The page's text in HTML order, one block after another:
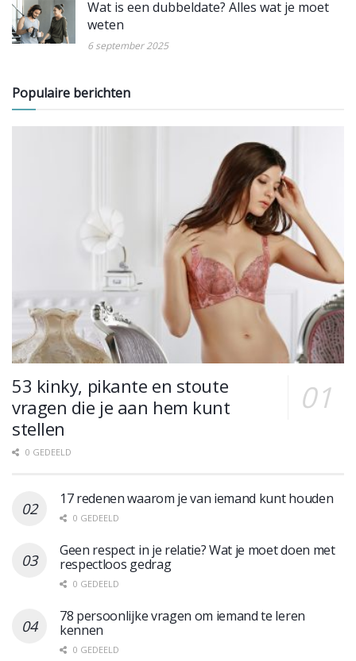
Wat is een dubbeldate? Alles wat je moet
weten
6 september 2025
Populaire berichten
53 kinky, pikante en stoute
vragen die je aan hem kunt
stellen
0 GEDEELD
17 redenen waarom je van iemand kunt houden
0 GEDEELD
Geen respect in je relatie? Wat je moet doen met
respectloos gedrag
0 GEDEELD
78 persoonlijke vragen om iemand te leren
kennen
0 GEDEELD